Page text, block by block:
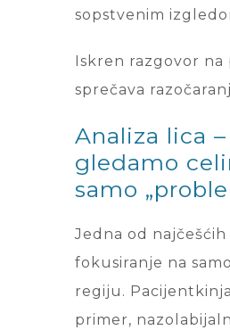
sopstvenim
Iskren razgovor
sprečava
Analiza lica –
gledamo
samo
Jedna od najčešćih
fokusiranje na
regiju.
primer,